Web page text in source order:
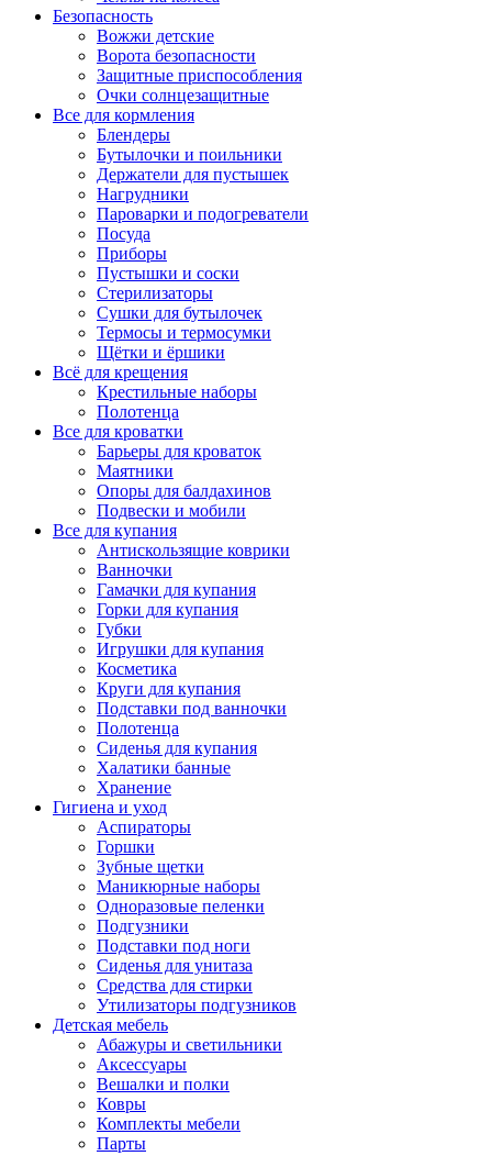
Безопасность
Вожжи детские
Ворота безопасности
Защитные приспособления
Очки солнцезащитные
Все для кормления
Блендеры
Бутылочки и поильники
Держатели для пустышек
Нагрудники
Пароварки и подогреватели
Посуда
Приборы
Пустышки и соски
Стерилизаторы
Сушки для бутылочек
Термосы и термосумки
Щётки и ёршики
Всё для крещения
Крестильные наборы
Полотенца
Все для кроватки
Барьеры для кроваток
Маятники
Опоры для балдахинов
Подвески и мобили
Все для купания
Антискользящие коврики
Ванночки
Гамачки для купания
Горки для купания
Губки
Игрушки для купания
Косметика
Круги для купания
Подставки под ванночки
Полотенца
Сиденья для купания
Халатики банные
Хранение
Гигиена и уход
Аспираторы
Горшки
Зубные щетки
Маникюрные наборы
Одноразовые пеленки
Подгузники
Подставки под ноги
Сиденья для унитаза
Средства для стирки
Утилизаторы подгузников
Детская мебель
Абажуры и светильники
Аксессуары
Вешалки и полки
Ковры
Комплекты мебели
Парты